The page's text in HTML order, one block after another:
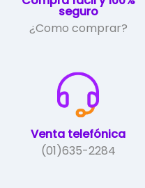
productoseguro
¿Como comprar?
Venta telefónica
(01)635-2284